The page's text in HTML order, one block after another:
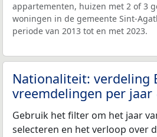
appartementen, huizen met 2 of 3
woningen in de gemeente Sint-
periode van 2013 tot en met 2023.
Nationaliteit: verdeling
vreemdelingen per jaar
Gebruik het filter om het jaar
selecteren en het verloop over